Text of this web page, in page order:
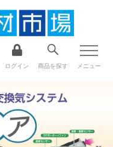
ログイン 商品を探す メニュー